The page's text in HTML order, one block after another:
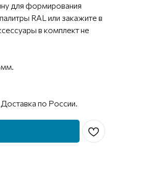
для формирования
RAL или закажите в
в комплект не
по России.